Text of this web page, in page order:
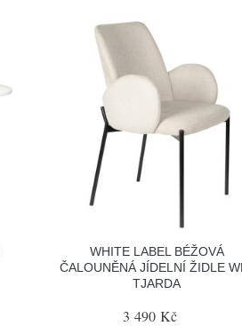
WHITE LABEL BÉŽOVÁ
ČALOUNĚNÁ JÍDELNÍ ŽIDLE
TJARDA
3 490 Kč